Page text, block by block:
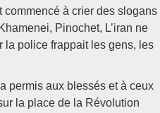
commencé à crier des slogans
Pinochet, L’iran ne
la police frappait les gens, les
permis aux blessés et à ceux
la place de la Révolution